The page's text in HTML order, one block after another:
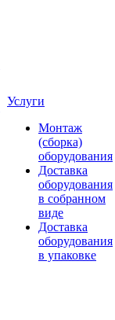
Услуги
Монтаж
(сборка)
оборудования
Доставка
оборудования
в собранном
виде
Доставка
оборудования
в упаковке